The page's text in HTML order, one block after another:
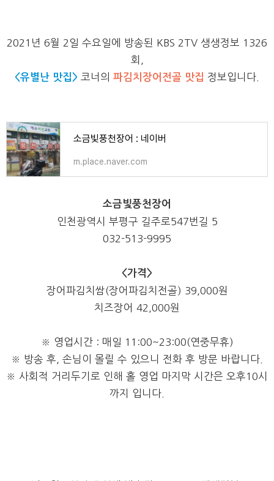
2021년 6월 2일 수요일에 방송된 KBS 2TV 생생정보 1326
회,
<유별난 맛집> 코너의 파김치장어전골 맛집 정보입니다.
소금빛풍천장어 : 네이버
m.place.naver.com
소금빛풍천장어
인천광역시 부평구 길주로547번길 5
032-513-9995
<가격>
장어파김치쌈(장어파김치전골) 39,000원
치즈장어 42,000원
※ 영업시간 : 매일 11:00~23:00(연중무휴)
※ 방송 후, 손님이 몰릴 수 있으니 전화 후 방문 바랍니다.
※ 사회적 거리두기로 인해 홀 영업 마지막 시간은 오후10시
까지 입니다.